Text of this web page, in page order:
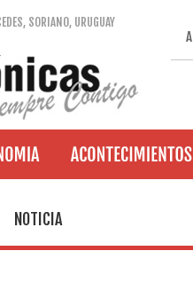
SORIANO, URUGUAY
NOTICIA